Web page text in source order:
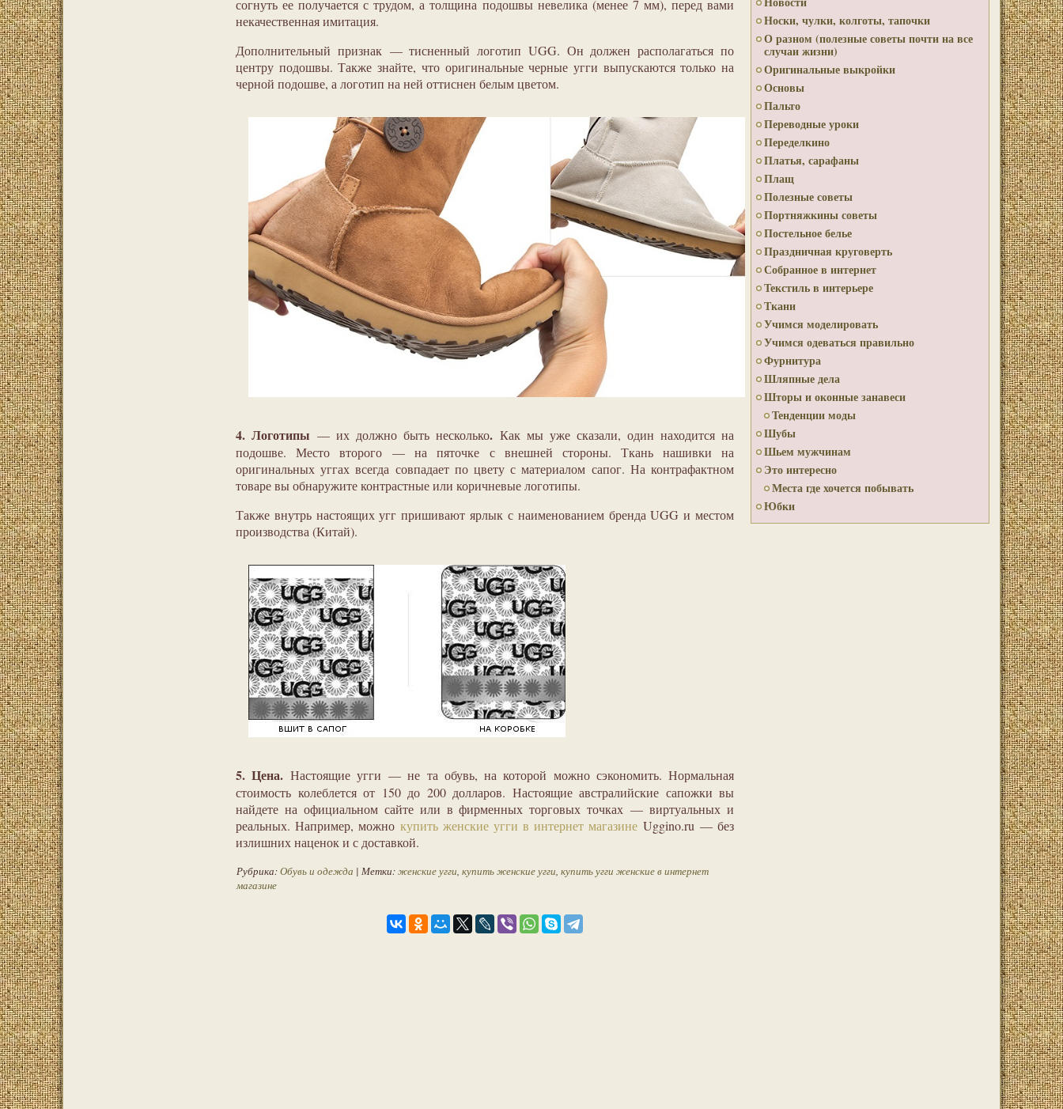
согнуть ее получается с трудом, а толщина подошвы невелика (менее 7 мм), перед вами
некачественная имитация.
Дополнительный признак — тисненный логотип UGG. Он должен располагаться по
центру подошвы. Также знайте, что оригинальные черные угги выпускаются только на
черной подошве, а логотип на ней оттиснен белым цветом.
4. Логотипы — их должно быть несколько. Как мы уже сказали, один находится на
подошве. Место второго — на пяточке с внешней стороны. Ткань нашивки на
оригинальных уггах всегда совпадает по цвету с материалом сапог. На контрафактном
товаре вы обнаружите контрастные или коричневые логотипы.
Также внутрь настоящих угг пришивают ярлык с наименованием бренда UGG и местом
производства (Китай).
5. Цена. Настоящие угги — не та обувь, на которой можно сэкономить. Нормальная
стоимость колеблется от 150 до 200 долларов. Настоящие австралийские сапожки вы
найдете на официальном сайте или в фирменных торговых точках — виртуальных и
реальных. Например, можно купить женские угги в интернет магазине Uggino.ru — без
излишних наценок и с доставкой.
Рубрика:Обувь и одежда | Метки:женские угги, купить женские угги, купить угги женские в интернет
магазине
Носки, чулки, колготы, тапочки
О разном (полезные советы почти на все
случаи жизни)
Оригинальные выкройки
Основы
Пальто
Переводные уроки
Переделкино
Платья, сарафаны
Плащ
Полезные советы
Портняжкины советы
Постельное белье
Праздничная круговерть
Собранное в интернет
Текстиль в интерьере
Ткани
Учимся моделировать
Учимся одеваться правильно
Фурнитура
Шляпные дела
Шторы и оконные занавеси
Тенденции моды
Шубы
Шьем мужчинам
Это интересно
Места где хочется побывать
Юбки